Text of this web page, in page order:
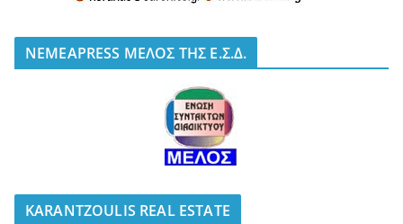
NEMEAPRESS ΜΕΛΟΣ ΤΗΣ Ε.Σ.Δ.
KARANTZOULIS REAL ESTATE